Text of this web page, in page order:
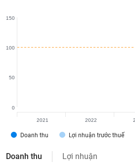
Doanh thu Lợi nhuận trước thuế
0
50
100
150
2021 2022
Doanh thu Lợi nhuận